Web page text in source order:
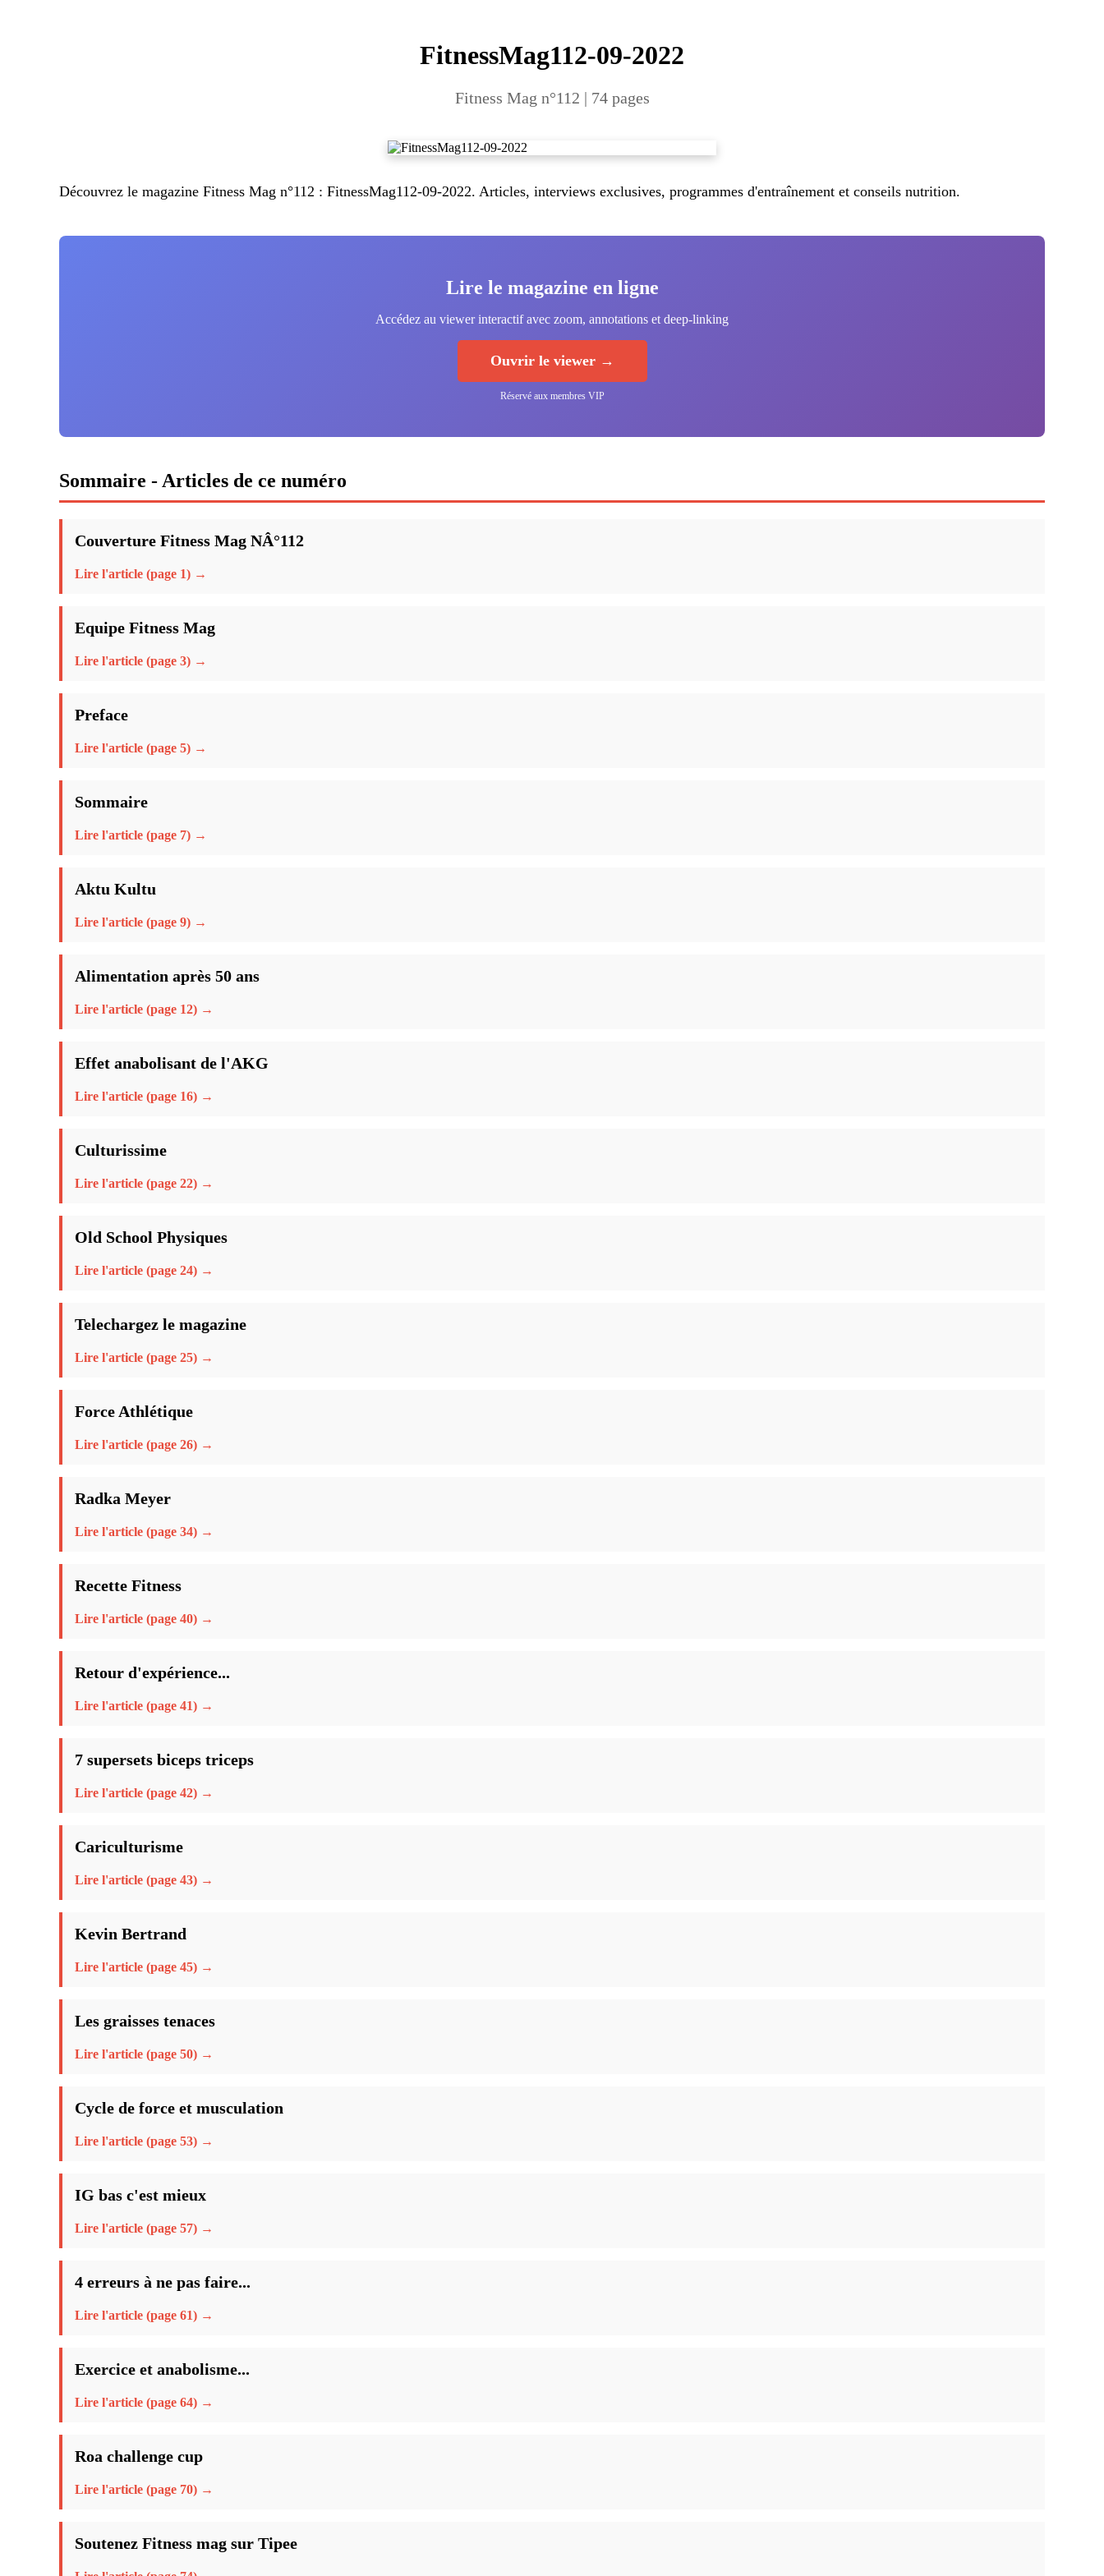
FitnessMag112-09-2022
Fitness Mag n°112 | 74 pages
Découvrez le magazine Fitness Mag n°112 : FitnessMag112-09-2022. Articles, interviews exclusives, programmes d'entraînement et conseils nutrition.
Lire le magazine en ligne
Accédez au viewer interactif avec zoom, annotations et deep-linking
Ouvrir le viewer →
Réservé aux membres VIP
Sommaire - Articles de ce numéro
Couverture Fitness Mag NÂ°112
Lire l'article (page 1) →
Equipe Fitness Mag
Lire l'article (page 3) →
Preface
Lire l'article (page 5) →
Sommaire
Lire l'article (page 7) →
Aktu Kultu
Lire l'article (page 9) →
Alimentation après 50 ans
Lire l'article (page 12) →
Effet anabolisant de l'AKG
Lire l'article (page 16) →
Culturissime
Lire l'article (page 22) →
Old School Physiques
Lire l'article (page 24) →
Telechargez le magazine
Lire l'article (page 25) →
Force Athlétique
Lire l'article (page 26) →
Radka Meyer
Lire l'article (page 34) →
Recette Fitness
Lire l'article (page 40) →
Retour d'expérience...
Lire l'article (page 41) →
7 supersets biceps triceps
Lire l'article (page 42) →
Cariculturisme
Lire l'article (page 43) →
Kevin Bertrand
Lire l'article (page 45) →
Les graisses tenaces
Lire l'article (page 50) →
Cycle de force et musculation
Lire l'article (page 53) →
IG bas c'est mieux
Lire l'article (page 57) →
4 erreurs à ne pas faire...
Lire l'article (page 61) →
Exercice et anabolisme...
Lire l'article (page 64) →
Roa challenge cup
Lire l'article (page 70) →
Soutenez Fitness mag sur Tipee